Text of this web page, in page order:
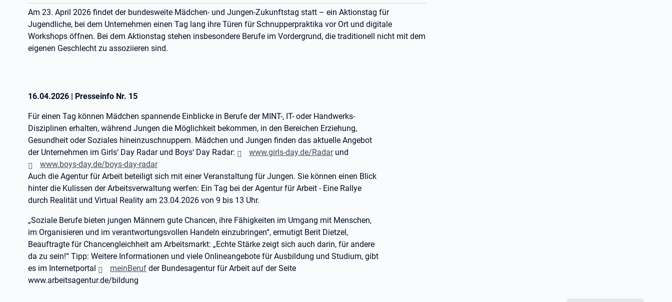
Am 23. April 2026 findet der bundesweite Mädchen- und Jungen-Zukunftstag statt – ein Aktionstag für
Jugendliche, bei dem Unternehmen einen Tag lang ihre Türen für Schnupperpraktika vor Ort und digitale
Workshops öffnen. Bei dem Aktionstag stehen insbesondere Berufe im Vordergrund, die traditionell nicht mit dem
eigenen Geschlecht zu assoziieren sind.
16.04.2026 | Presseinfo Nr. 15
Für einen Tag können Mädchen spannende Einblicke in Berufe der MINT-, IT- oder Handwerks-
Disziplinen erhalten, während Jungen die Möglichkeit bekommen, in den Bereichen Erziehung,
Gesundheit oder Soziales hineinzuschnuppern. Mädchen und Jungen finden das aktuelle Angebot
der Unternehmen im Girls‘ Day Radar und Boys‘ Day Radar:
www.girls-day.de/Radarund
www.boys-day.de/boys-day-radar
Auch die Agentur für Arbeit beteiligt sich mit einer Veranstaltung für Jungen. Sie können einen Blick
hinter die Kulissen der Arbeitsverwaltung werfen: Ein Tag bei der Agentur für Arbeit - Eine Rallye
durch Realität und Virtual Reality am 23.04.2026 von 9 bis 13 Uhr.
„Soziale Berufe bieten jungen Männern gute Chancen, ihre Fähigkeiten im Umgang mit Menschen,
im Organisieren und im verantwortungsvollen Handeln einzubringen“, ermutigt Berit Dietzel,
Beauftragte für Chancengleichheit am Arbeitsmarkt: „Echte Stärke zeigt sich auch darin, für andere
da zu sein!“ Tipp: Weitere Informationen und viele Onlineangebote für Ausbildung und Studium, gibt
es im Internetportal
meinBeruf der Bundesagentur für Arbeit auf der Seite
www.arbeitsagentur.de/bildung